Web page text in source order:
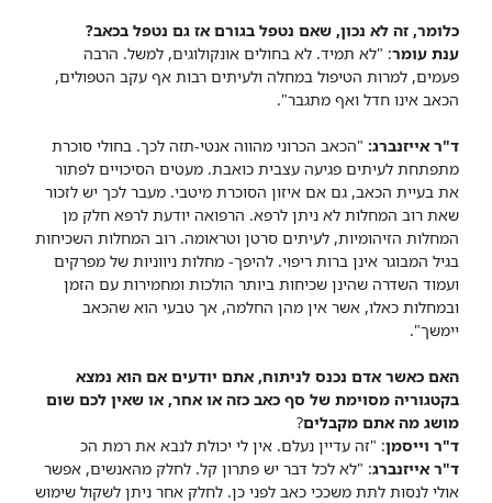
כלומר, זה לא נכון, שאם נטפל בגורם אז גם נטפל בכאב?
ענת עומר: "לא תמיד. לא בחולים אונקולוגים, למשל. הרבה
פעמים, למרות הטיפול במחלה ולעיתים רבות אף עקב הטפולים,
הכאב אינו חדל ואף מתגבר".
ד"ר אייזנברג: "הכאב הכרוני מהווה אנטי-תזה לכך. בחולי סוכרת
מתפתחת לעיתים פגיעה עצבית כואבת. מעטים הסיכויים לפתור
את בעיית הכאב, גם אם איזון הסוכרת מיטבי. מעבר לכך יש לזכור
שאת רוב המחלות לא ניתן לרפא. הרפואה יודעת לרפא חלק מן
המחלות הזיהומיות, לעיתים סרטן וטראומה. רוב המחלות השכיחות
בגיל המבוגר אינן ברות ריפוי. להיפך- מחלות ניווניות של מפרקים
ועמוד השדרה שהינן שכיחות ביותר הולכות ומחמירות עם הזמן
ובמחלות כאלו, אשר אין מהן החלמה, אך טבעי הוא שהכאב
יימשך".
האם כאשר אדם נכנס לניתוח, אתם יודעים אם הוא נמצא
בקטגוריה מסוימת של סף כאב כזה או אחר, או שאין לכם שום
מושג מה אתם מקבלים?
ד"ר וייסמן: "זה עדיין נעלם. אין לי יכולת לנבא את רמת הכ
ד"ר אייזנברג: "לא לכל דבר יש פתרון קל. לחלק מהאנשים, אפשר
אולי לנסות לתת משככי כאב לפני כן. לחלק אחר ניתן לשקול שימוש